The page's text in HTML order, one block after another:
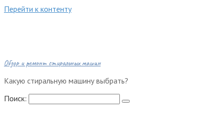
Перейти к контенту
Обзор и ремонт стиральных машин
Какую стиральную машину выбрать?
Поиск: